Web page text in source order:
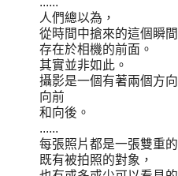
人們總以為，
從時間中搶來的這個瞬間
存在於相機的前面。
其實並非如此。
攝影是一個有著兩個方向
向前
和向後。
......
每張照片都是一張雙重的
既有被拍照的對象，